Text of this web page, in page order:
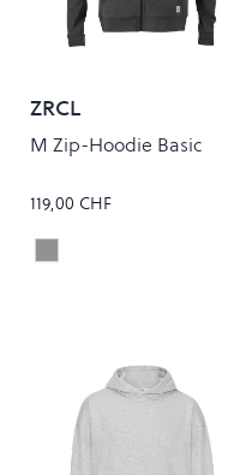
ZRCL
M Zip-Hoodie Basic
119,00 CHF
Colour
Onyx